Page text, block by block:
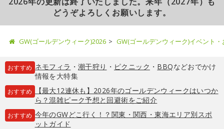
どうぞよろしくお願いします。
GW(ゴールデンウィーク)2026 GW(ゴールデンウィーク)イベント
おすすめ ネモフィラ ・ 潮干狩り ・ ピクニック ・ BBQなどおでかけ
情報を大特集
おすすめ
【最大12連休も】2026年のゴールデンウィークはいつか
ら？混雑ピーク予想と回避術をご紹介
おすすめ 今年のGWどこ行く！？関東・関西・東海エリア別スポ
ットガイド